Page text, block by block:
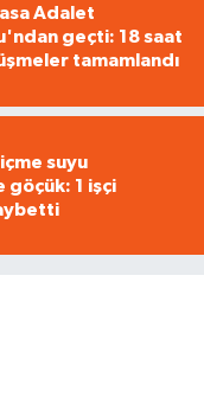
Adalet
geçti: 18 saat
tamamlandı
suyu
göçük: 1 işçi